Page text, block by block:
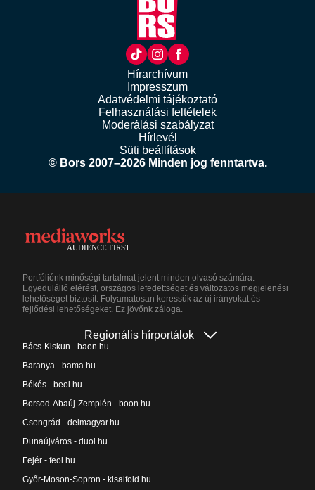
Hírarchívum
Impresszum
Adatvédelmi tájékoztató
Felhasználási feltételek
Moderálási szabályzat
Hírlevél
Süti beállítások
© Bors 2007–2026 Minden jog fenntartva.
Portfóliónk minőségi tartalmat jelent minden olvasó számára.
Egyedülálló elérést, országos lefedettséget és változatos megjelenési
lehetőséget biztosít. Folyamatosan keressük az új irányokat és
fejlődési lehetőségeket. Ez jövőnk záloga.
Regionális hírportálok
Bács-Kiskun - baon.hu
Baranya - bama.hu
Békés - beol.hu
Borsod-Abaúj-Zemplén - boon.hu
Csongrád - delmagyar.hu
Dunaújváros - duol.hu
Fejér - feol.hu
Győr-Moson-Sopron - kisalfold.hu